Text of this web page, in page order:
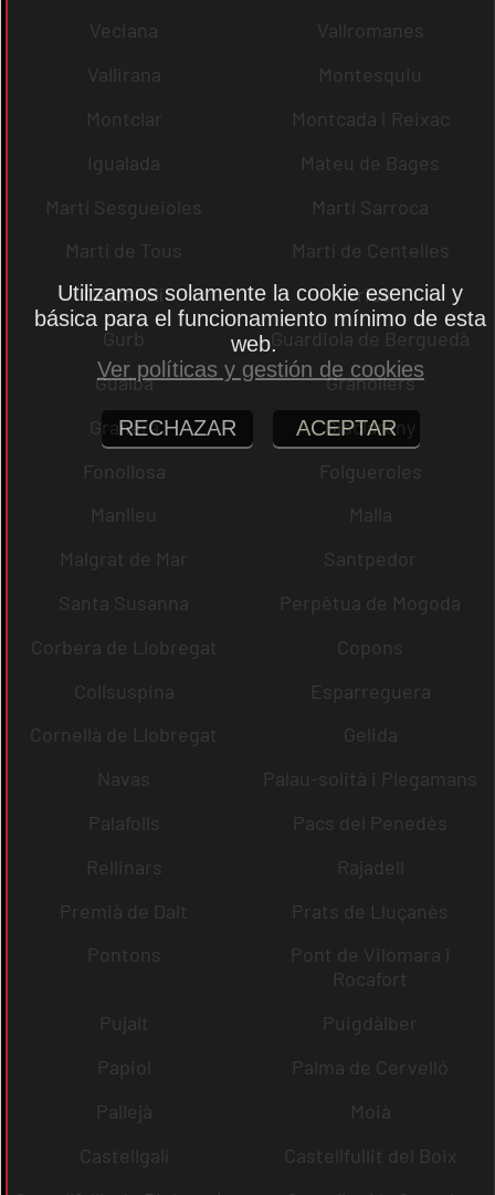
Veciana
Vallromanes
Vallirana
Montesquiu
Montclar
Montcada i Reixac
Igualada
Mateu de Bages
Martí Sesgueioles
Martí Sarroca
Martí de Tous
Martí de Centelles
Castellolí
rrius
Gurb
Guardiola de Berguedà
Gualba
Granollers
Granera
Gisclareny
Fonollosa
Folgueroles
Manlleu
Malla
Malgrat de Mar
Santpedor
Santa Susanna
Perpètua de Mogoda
Corbera de Llobregat
Copons
Collsuspina
Esparreguera
Cornellà de Llobregat
Gelida
Navas
Palau-solità i Plegamans
Palafolls
Pacs del Penedès
Rellinars
Rajadell
Premià de Dalt
Prats de Lluçanès
Pontons
Pont de Vilomara i
Rocafort
Pujalt
Puigdàlber
Papiol
Palma de Cervelló
Pallejà
Moià
Castellgalí
Castellfullit del Boix
Utilizamos solamente la cookie esencial y
básica para el funcionamiento mínimo de esta
web.
Ver políticas y gestión de cookies
RECHAZAR ACEPTAR